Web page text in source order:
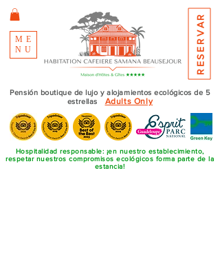
ME
NU
Pensión boutique de lujo y alojamientos ecológicos de 5
estrellas Adults Only
RESERVAR
Hospitalidad responsable: ¡en nuestro establecimiento,
respetar nuestros compromisos ecológicos forma parte de la
estancia!